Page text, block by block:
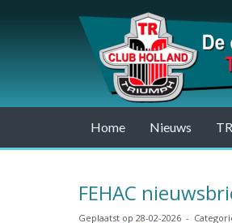
Home Nieuws
FEHAC
Geplaatst op 28-02-2026 -